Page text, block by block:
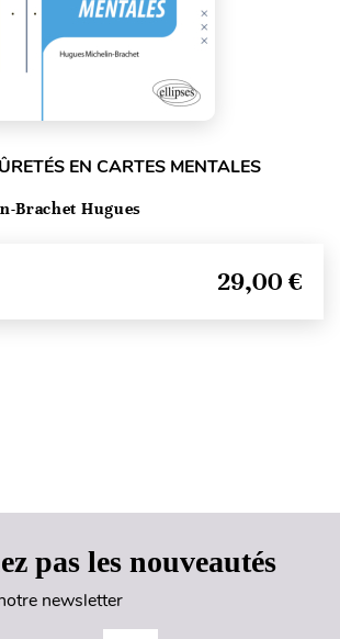
EN CARTES MENTALES
Brachet Hugues
29,00 €
pas les nouveautés
newsletter